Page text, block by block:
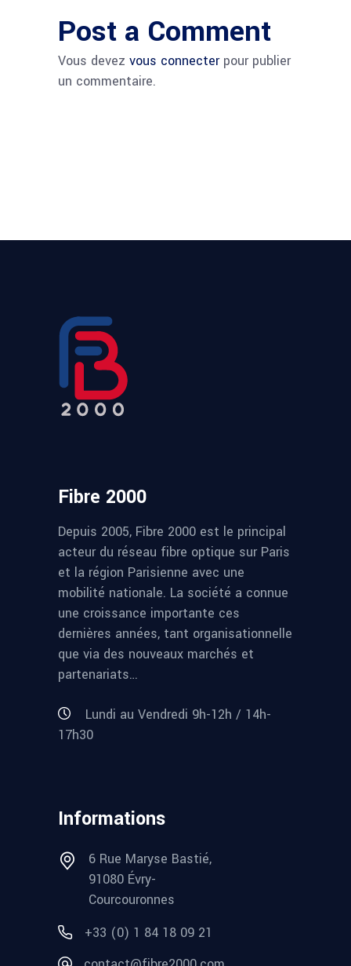
Post a Comment
Vous devez vous connecterpour publier
un commentaire.
Fibre 2000
Depuis 2005, Fibre 2000 est le principal
acteur du réseau fibre optique sur Paris
et la région Parisienne avec une
mobilité nationale. La société a connue
une croissance importante ces
dernières années, tant organisationnelle
que via des nouveaux marchés et
partenariats…
Lundi au Vendredi 9h-12h / 14h-
17h30
Informations
6 Rue Maryse Bastié,
91080 Évry-
Courcouronnes
+33 (0) 1 84 18 09 21